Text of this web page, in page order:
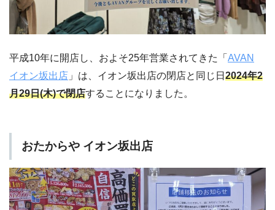
平成10年に開店し、およそ25年営業されてきた「 AVAN
イオン坂出店 」は、イオン坂出店の閉店と同じ日 2024年2
月29日(木)で閉店することになりました。
おたからや イオン坂出店